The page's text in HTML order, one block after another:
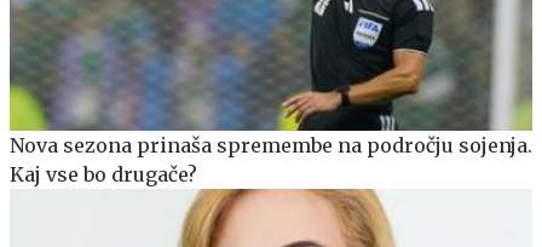
Nova sezona prinaša spremembe na področju sojenja.
Kaj vse bo drugače?